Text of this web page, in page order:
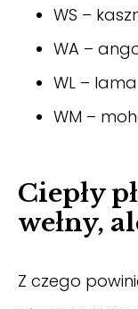
WS –
WA –
WL – lama
WM –
Ciepły
wełny,
Z czego